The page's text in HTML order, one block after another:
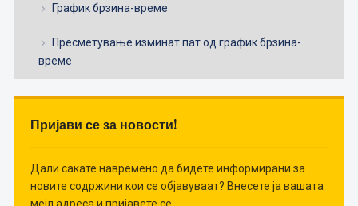
График брзина-време
Пресметување изминат пат од график брзина-
време
Пријави се за новости!
Дали сакате навремено да бидете информирани за
новите содржини кои се објавуваат? Внесете ја вашата
мејл адреса и пријавете се.